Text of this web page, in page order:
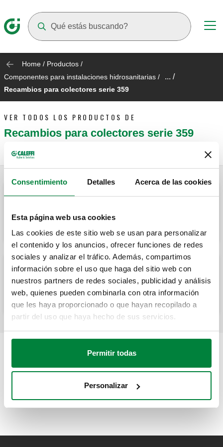
Consentimiento Detalles Acerca de las cookies
Esta página web usa cookies
Las cookies de este sitio web se usan para personalizar
el contenido y los anuncios, ofrecer funciones de redes
sociales y analizar el tráfico. Además, compartimos
información sobre el uso que haga del sitio web con
nuestros partners de redes sociales, publicidad y análisis
web, quienes pueden combinarla con otra información
que les haya proporcionado o que hayan recopilado a
partir del uso que haya hecho de sus servicios.
Permitir todas
Personalizar
Home / Productos /
Componentes para instalaciones hidrosanitarias / ... /
Recambios para colectores serie 359
VER TODOS LOS PRODUCTOS DE
Recambios para colectores serie 359
Cartucho para cortes individuales.